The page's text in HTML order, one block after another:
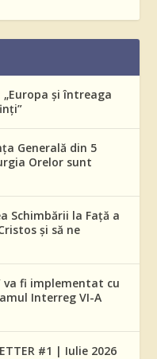
„Europa și întreaga
Generală din 5
Orelor sunt
Schimbării la Față a
și să ne
va fi implementat cu
Interreg VI-A
#1 | Iulie 2026